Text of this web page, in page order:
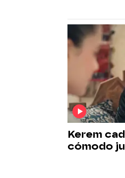
Kerem
cómodo